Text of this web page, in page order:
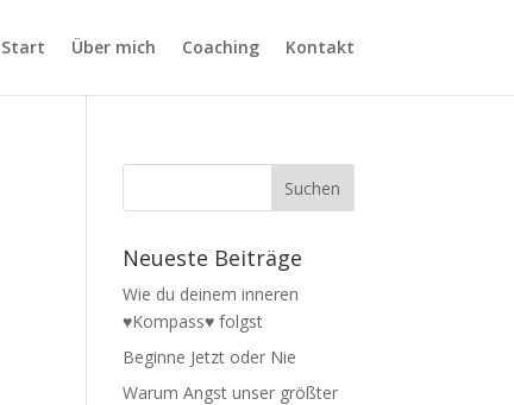
Start Über mich Coaching Kontakt
Neueste Beiträge
Wie du deinem inneren
♥Kompass♥ folgst
Beginne Jetzt oder Nie
Warum Angst unser größter